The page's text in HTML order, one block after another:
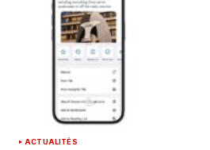
ACTUALITÉS